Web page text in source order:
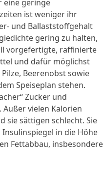
eine geringe
ist weniger ihr
und Ballaststoffgehalt
gering zu halten,
vorgefertigte, raffinierte
und dafür möglichst
Beerenobst sowie
Speiseplan stehen.
Zucker und
vielen Kalorien
sie sättigen schlecht. Sie
in die Höhe
Fettabbau, insbesondere